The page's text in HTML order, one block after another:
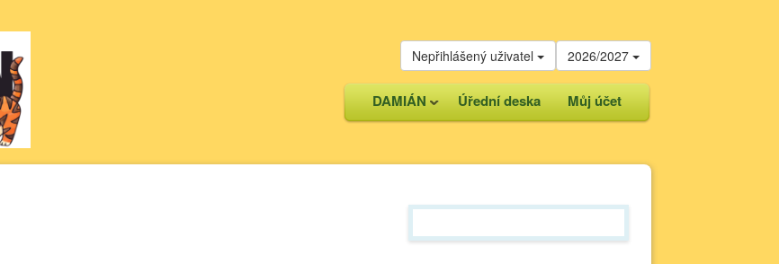
2026/2027
Nepřihlášený uživatel
DAMIÁN Úřední deska Můj účet